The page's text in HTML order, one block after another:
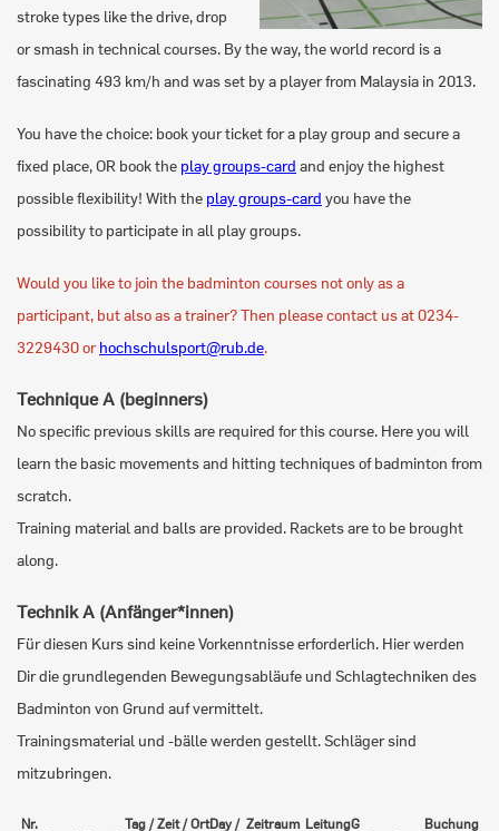
stroke types like the drive, drop
or smash in technical courses. By the way, the world record is a
fascinating 493 km/h and was set by a player from Malaysia in 2013.
You have the choice: book your ticket for a play group and secure a
fixed place, OR book the play groups-card and enjoy the highest
possible flexibility! With the play groups-card you have the
possibility to participate in all play groups.
Would you like to join the badminton courses not only as a
participant, but also as a trainer? Then please contact us at 0234-
3229430 orhochschulsport@rub.de.
Technique A (beginners)
No specific previous skills are required for this course. Here you will
learn the basic movements and hitting techniques of badminton from
scratch.
Training material and balls are provided. Rackets are to be brought
along.
Technik A (Anfänger*innen)
Für diesen Kurs sind keine Vorkenntnisse erforderlich. Hier werden
Dir die grundlegenden Bewegungsabläufe und Schlagtechniken des
Badminton von Grund auf vermittelt.
Trainingsmaterial und -bälle werden gestellt. Schläger sind
mitzubringen.
Nr.
Tag / Zeit / OrtDay / Zeitraum LeitungG
Buchung